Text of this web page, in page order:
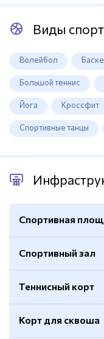
Виды
Волейбол
Большой теннис
Йога Кроссфит
Спортивные танцы
Спортивная
Открытая
Да
Волейбольная сетка
Спортивный зал
Электронное табло
Теннисный корт
Покрытие
Хард
Корт для сквоша